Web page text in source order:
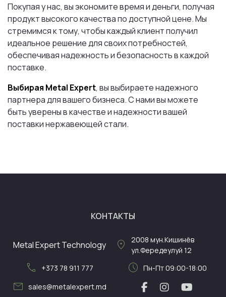
Покупая у нас, вы экономите время и деньги, получая
продукт высокого качества по доступной цене. Мы
стремимся к тому, чтобы каждый клиент получил
идеальное решение для своих потребностей,
обеспечивая надежность и безопасность в каждой
поставке.
Выбирая Metal Expert, вы выбираете надежного
партнера для вашего бизнеса. С нами вы можете
быть уверены в качестве и надежности вашей
поставки нержавеющей стали.
КОНТАКТЫ
Metal Expert Technology location_on 2008 мун.Кишинёв
ул.Фередеулуй 12
call +373 78 911 777 schedule Пн-Пт 09:00-18:00
mail sales@metalexpert.md